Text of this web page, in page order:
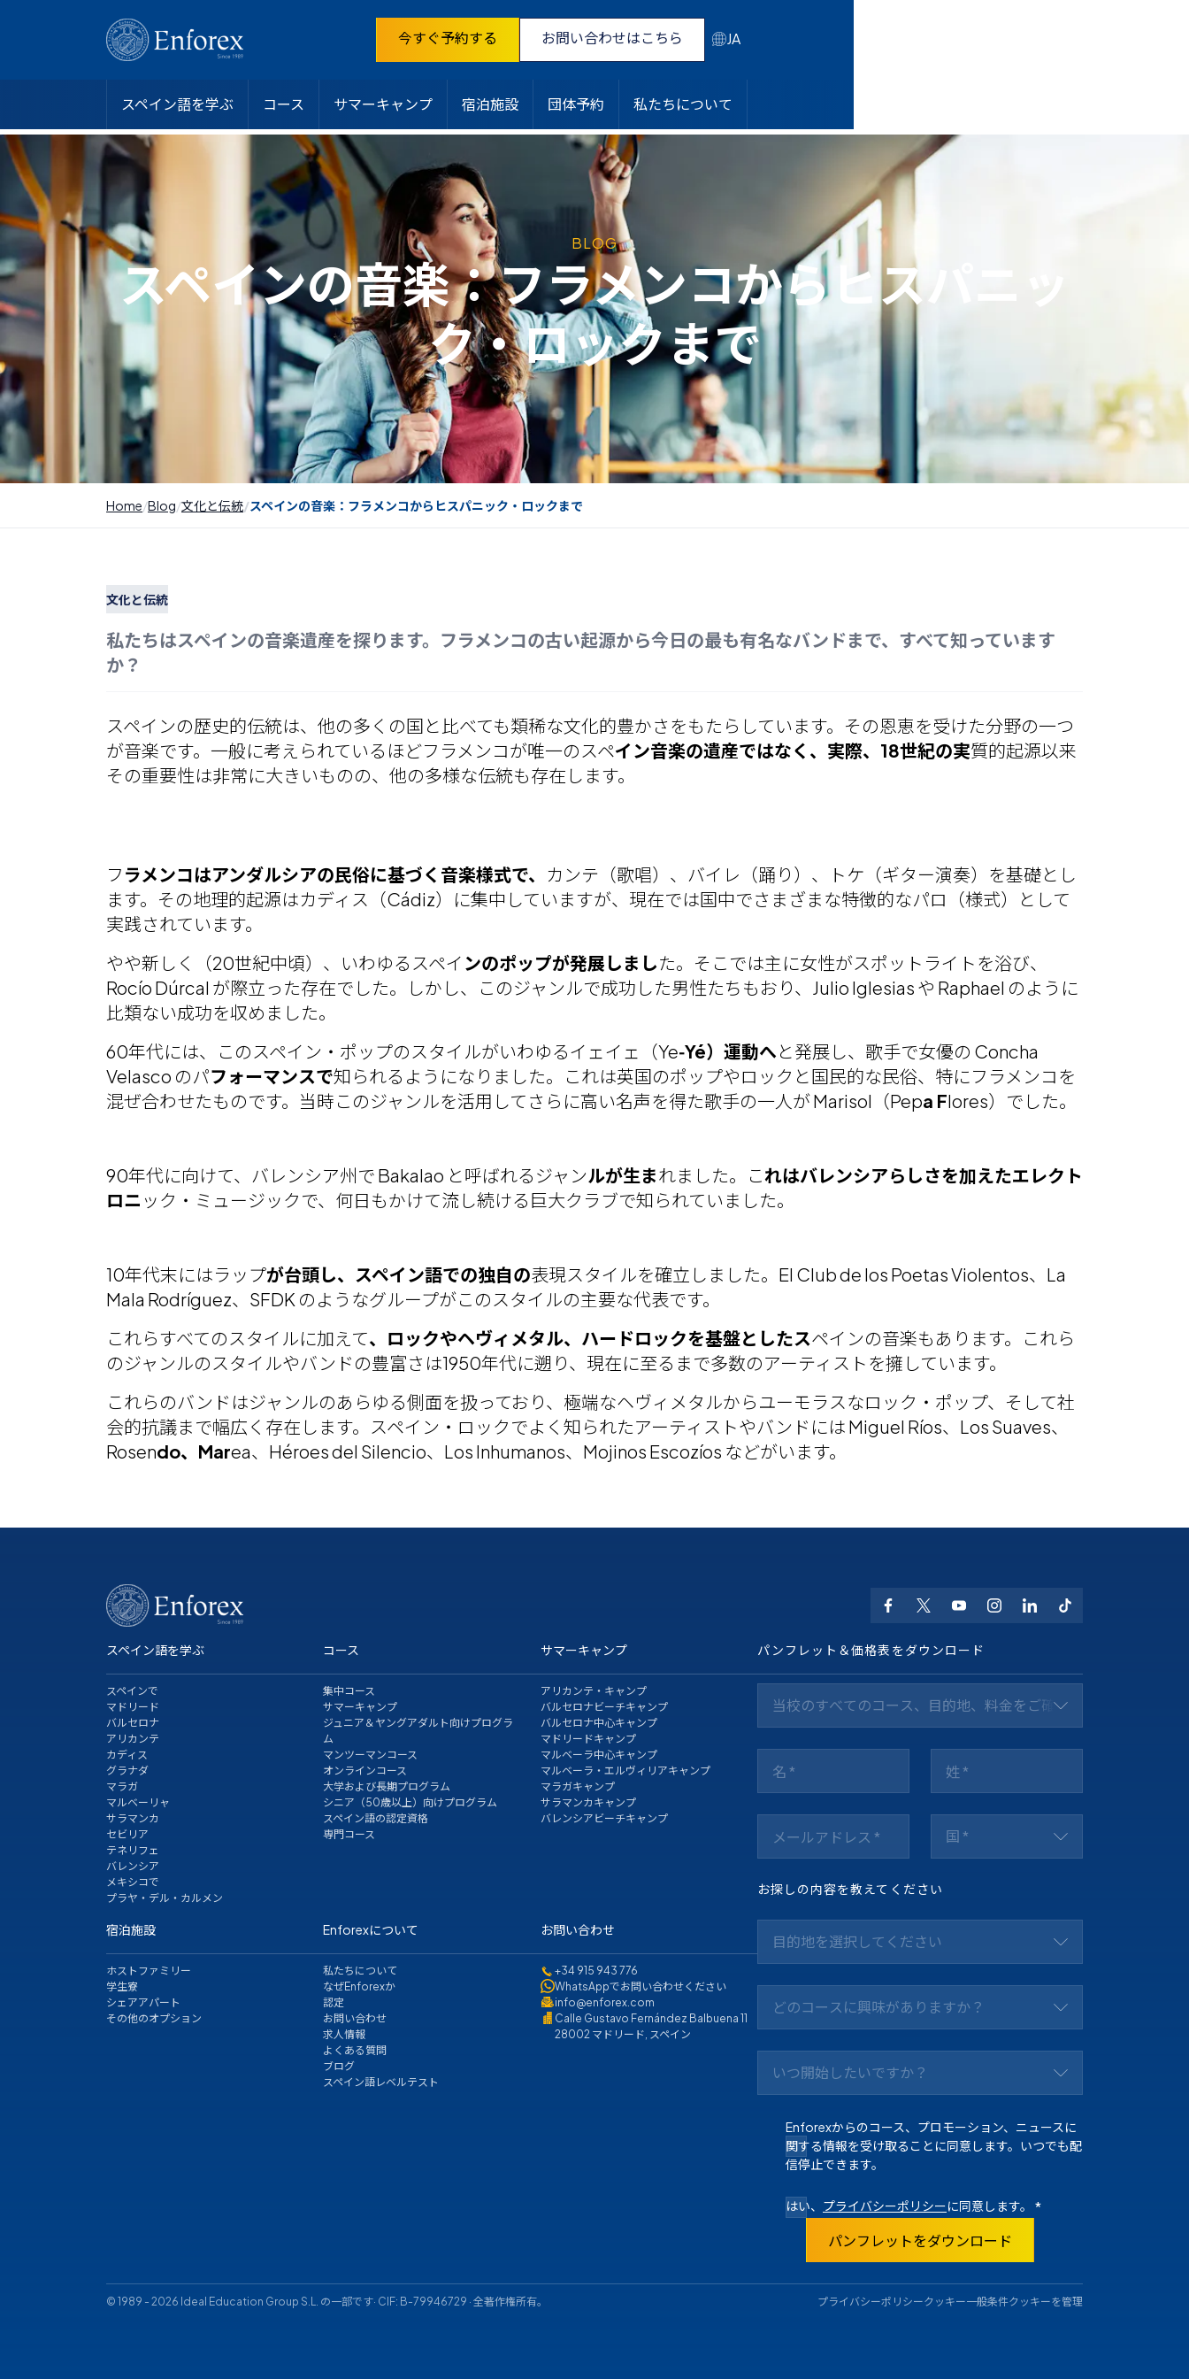
今すぐ予約する お問い合わせはこちら JA
スペイン語を学ぶ コース サマーキャンプ 宿泊施設 団体予約 私たちについて
目的地
スペイン
ラテンアメリカ
スペイン語コース
インテンシブコース
サマーキャンプ
ジュニアおよびヤングアダルト向けプログラム
マンツーマンコース
オンラインスペイン語コース
大学・長期プログラム
50歳以上向けプログラム
スペイン語認定
専門コース
サマーキャンプ
アリカンテ
バルセロナビーチ
バルセロナ中心部
マドリード
マラガ
マルベーラ・エルビリア
マルベーラ中心部
サラマンカ
バレンシアビーチ
リーダーシッププログラム
ホストファミリー
学生寮
シェアアパート
その他のオプション
なぜEnforexを選ぶのか？
認定
学生ビザ
お問い合わせ
私たちのチームに参加する
よくある質問
スペイン語レベルテスト
ブログ
BLOG
スペインの音楽：フラメンコからヒスパニッ
ク・ロックまで
Home Blog 文化と伝統 スペインの音楽：フラメンコからヒスパニック・ロックまで
文化と伝統
私たちはスペインの音楽遺産を探ります。フラメンコの古い起源から今日の最も有名なバンドまで、すべて知っています
か？
スペインの歴史的伝統は、他の多くの国と比べても類稀な文化的豊かさをもたらしています。その恩恵を受けた分野の一つ
が音楽です。一般に考えられているほどフラメンコが唯一のスペイン音楽の遺産ではなく、実際、18世紀の実質的起源以来
その重要性は非常に大きいものの、他の多様な伝統も存在します。
フ ラメンコはアンダルシアの民俗に基づく音楽様式で、 カンテ（歌唱）、バイレ（踊り）、トケ（ギター演奏）を基礎とし
ます。その地理的起源はカディス（Cádiz）に集中していますが、現在では国中でさまざまな特徴的なパロ（様式）として
実践されています。
やや新しく（20世紀中頃）、いわゆるスペイ ンのポップが発展しました。そこでは主に女性がスポットライトを浴び、
Rocío Dúrcal が際立った存在でした。しかし、このジャンルで成功した男性たちもおり、Julio Iglesias や Raphael のように
比類ない成功を収めました。
60年代には、このスペイン・ポップのスタイルがいわゆるイェイェ（Ye‑Yé）運動へと発展し、歌手で女優の Concha
Velasco のパフォーマンスで知られるようになりました。これは英国のポップやロックと国民的な民俗、特にフラメンコを
混ぜ合わせたものです。当時このジャンルを活用してさらに高い名声を得た歌手の一人が Marisol（Pepa Flores）でした。
90年代に向けて、バレンシア州で Bakalao と呼ばれるジャンルが生まれました。これはバレンシアらしさを加えたエレクト
ロニ ック・ミュージックで、何日もかけて流し続ける巨大クラブで知られていました。
10年代末にはラップが台頭し、スペイン語での独自の表現スタイルを確立しました。El Club de los Poetas Violentos、La
Mala Rodríguez、SFDK のようなグループがこのスタイルの主要な代表です。
これらすべてのスタイルに加えて、ロックやヘヴィメタル、ハードロックを基盤としたスペインの音楽もあります。これら
のジャンルのスタイルやバンドの豊富さは1950年代に遡り、現在に至るまで多数のアーティストを擁しています。
これらのバンドはジャンルのあらゆる側面を扱っており、極端なヘヴィメタルからユーモラスなロック・ポップ、そして社
会的抗議まで幅広く存在します。スペイン・ロックでよく知られたアーティストやバンドには Miguel Ríos、Los Suaves、
Rosendo、Marea、Héroes del Silencio、Los Inhumanos、Mojinos Escozíos などがいます。
スペイン語を学ぶ
スペインで
マドリード
バルセロナ
アリカンテ
カディス
グラナダ
マラガ
マルベーリャ
サラマンカ
セビリア
テネリフェ
バレンシア
メキシコで
プラヤ・デル・カルメン
コース
集中コース
サマーキャンプ
ジュニア＆ヤングアダルト向けプログラ
ム
マンツーマンコース
オンラインコース
大学および長期プログラム
シニア（50歳以上）向けプログラム
スペイン語の認定資格
専門コース
サマーキャンプ
アリカンテ・キャンプ
バルセロナビーチキャンプ
バルセロナ中心キャンプ
マドリードキャンプ
マルベーラ中心キャンプ
マルベーラ・エルヴィリアキャンプ
マラガキャンプ
サラマンカキャンプ
バレンシアビーチキャンプ
宿泊施設
ホストファミリー
学生寮
シェアアパート
その他のオプション
Enforexについて
私たちについて
なぜEnforexか
認定
お問い合わせ
求人情報
よくある質問
ブログ
スペイン語レベルテスト
お問い合わせ
+34 915 943 776
WhatsAppでお問い合わせください
info@enforex.com
Calle Gustavo Fernández Balbuena 11
28002 マドリード, スペイン
パンフレット＆価格表をダウンロード
当校のすべてのコース、目的地、料金をご確認ください *
国 *
お探しの内容を教えてください
目的地を選択してください
どのコースに興味がありますか？
いつ開始したいですか？
Enforexからのコース、プロモーション、ニュースに
関する情報を受け取ることに同意します。いつでも配
信停止できます。
はい、 プライバシーポリシーに同意します。
*
パンフレットをダウンロード
© 1989 - 2026 Ideal Education Group S.L. の一部です· CIF: B-79946729 · 全著作権所有。 プライバシーポリシークッキー一般条件クッキーを管理